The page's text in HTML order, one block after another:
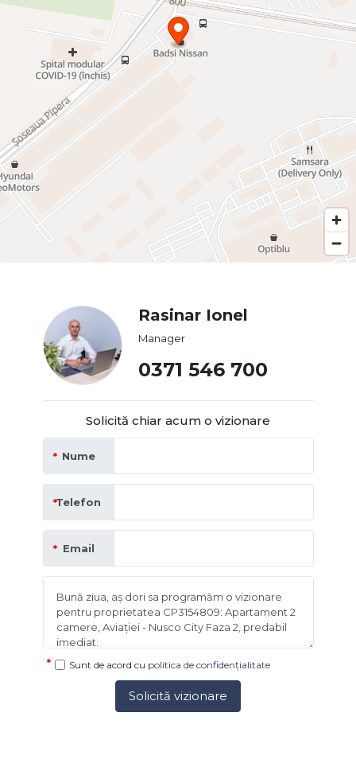
Rasinar Ionel
Manager
0371 546 700
Solicită chiar acum o vizionare
Nume
Telefon
Email
Sunt de acord cu politica de confidențialitate
Solicită vizionare